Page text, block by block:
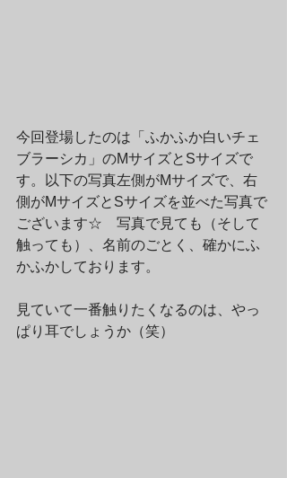
今回登場したのは「ふかふか白いチェ
ブラーシカ」のMサイズとSサイズで
す。以下の写真左側がMサイズで、右
側がMサイズとSサイズを並べた写真で
ございます☆　写真で見ても（そして
触っても）、名前のごとく、確かにふ
かふかしております。
見ていて一番触りたくなるのは、やっ
ぱり耳でしょうか（笑）